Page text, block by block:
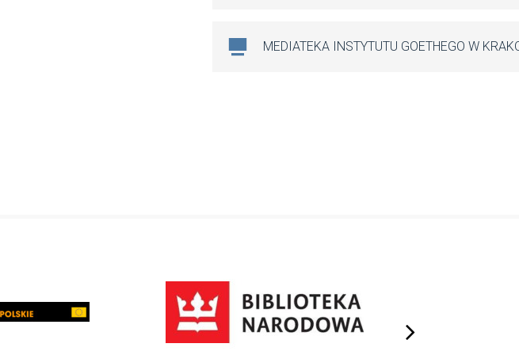
MEDIATEKA INSTYTUTU GOETHEGO W
next